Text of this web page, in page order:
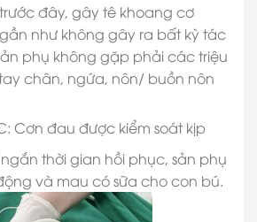
đây, gây tê khoang cơ
như không gây ra bất kỳ tác
phụ không gặp phải các triệu
chân, ngứa, nôn/ buồn nôn
Cơn đau được kiểm soát kịp
thời gian hồi phục, sản phụ
và mau có sữa cho con bú.